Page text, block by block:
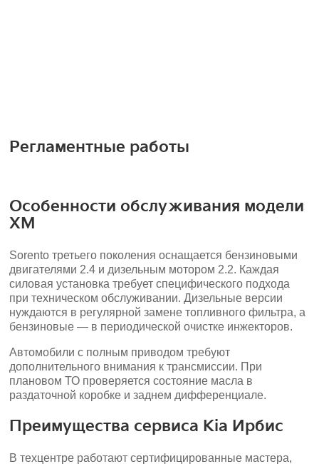
Регламентные работы
Особенности обслуживания модели
XM
Sorento третьего поколения оснащается бензиновыми
двигателями 2.4 и дизельным мотором 2.2. Каждая
силовая установка требует специфического подхода
при техническом обслуживании. Дизельные версии
нуждаются в регулярной замене топливного фильтра, а
бензиновые — в периодической очистке инжекторов.
Автомобили с полным приводом требуют
дополнительного внимания к трансмиссии. При
плановом ТО проверяется состояние масла в
раздаточной коробке и заднем дифференциале.
Преимущества сервиса Kia Ирбис
В техцентре работают сертифицированные мастера,